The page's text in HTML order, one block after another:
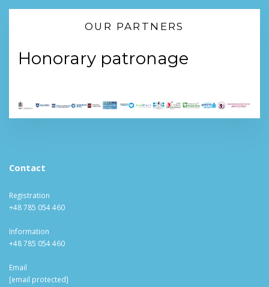
OUR PARTNERS
Honorary patronage
Contact
Registration
+48 785 054 460
Information
+48 785 054 460
Email
[email protected]